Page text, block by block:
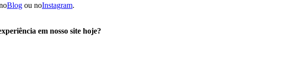
Blog ou noInstagram.
em nosso site hoje?